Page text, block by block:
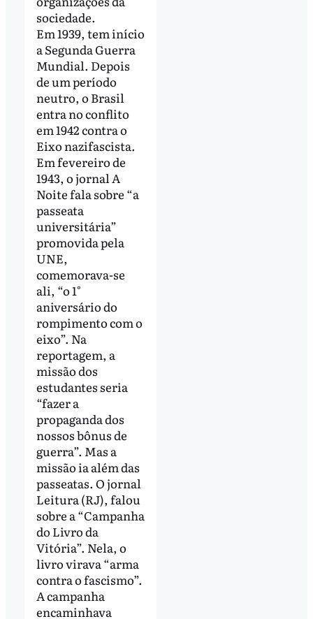
sociedade.
Em 1939, tem início
a Segunda Guerra
Mundial. Depois
de um período
neutro, o Brasil
entra no conflito
em 1942 contra o
Eixo nazifascista.
Em fevereiro de
1943, o jornal A
Noite fala sobre “a
passeata
universitária”
promovida pela
UNE,
comemorava-se
ali, “o 1°
aniversário do
rompimento com o
eixo”. Na
reportagem, a
missão dos
estudantes seria
“fazer a
propaganda dos
nossos bônus de
guerra”. Mas a
missão ia além das
passeatas. O jornal
Leitura (RJ), falou
sobre a “Campanha
do Livro da
Vitória”. Nela, o
livro virava “arma
contra o fascismo”.
A campanha
encaminhava